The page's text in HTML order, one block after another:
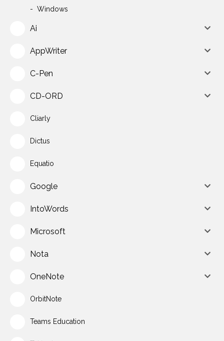
Windows
Ai
AppWriter
C-Pen
CD-ORD
Cliarly
Dictus
Equatio
Google
IntoWords
Microsoft
Nota
OneNote
OrbitNote
Teams Education